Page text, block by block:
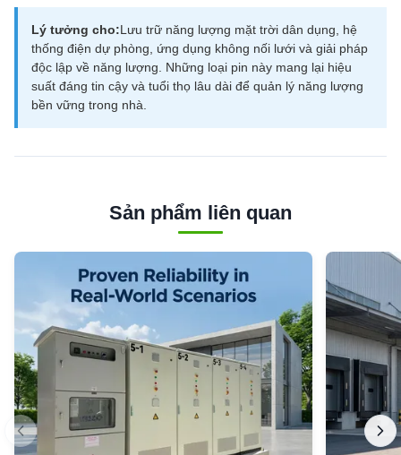
Lý tưởng cho:Lưu trữ năng lượng mặt trời dân dụng, hệ
thống điện dự phòng, ứng dụng không nối lưới và giải pháp
độc lập về năng lượng. Những loại pin này mang lại hiệu
suất đáng tin cậy và tuổi thọ lâu dài để quản lý năng lượng
bền vững trong nhà.
Sản phẩm liên quan